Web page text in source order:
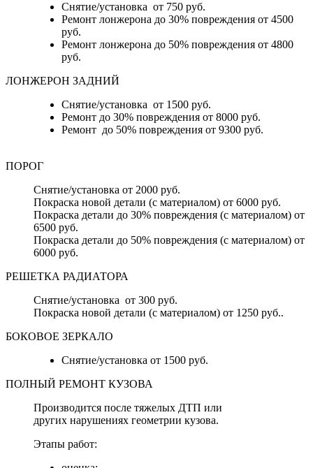
Снятие/установка от 750 руб.
Ремонт лонжерона до 30% повреждения от 4500
руб.
Ремонт лонжерона до 50% повреждения от 4800
руб.
ЛОНЖЕРОН ЗАДНИЙ
Снятие/установка от 1500 руб.
Ремонт до 30% повреждения от 8000 руб.
Ремонт до 50% повреждения от 9300 руб.
ПОРОГ
Снятие/установка от 2000 руб.
Покраска новой детали (с материалом) от 6000 руб.
Покраска детали до 30% повреждения (с материалом) от
6500 руб.
Покраска детали до 50% повреждения (с материалом) от
6000 руб.
РЕШЕТКА РАДИАТОРА
Снятие/установка от 300 руб.
Покраска новой детали (с материалом) от 1250 руб..
БОКОВОЕ ЗЕРКАЛО
Снятие/установка от 1500 руб.
ПОЛНЫЙ РЕМОНТ КУЗОВА
Производится после тяжелых ДТП или
других нарушениях геометрии кузова.
Этапы работ: